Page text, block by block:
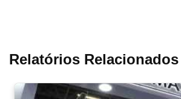
Relatórios Relacionados